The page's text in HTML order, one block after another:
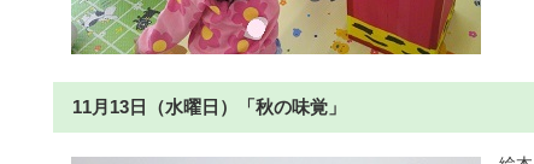
11月13日（水曜日）「秋の味覚」